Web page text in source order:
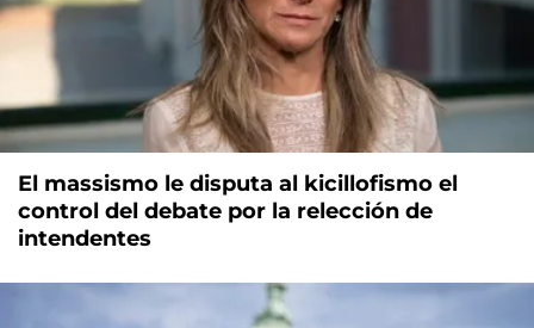
El massismo le disputa al kicillofismo el
control del debate por la relección de
intendentes